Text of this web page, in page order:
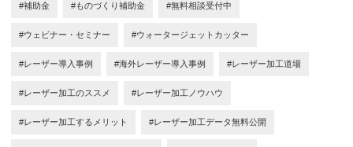
#補助金 #ものづくり補助金 #無料相談受付中
#ウェビナー・セミナー #ウォータージェットカッター
#レーザー導入事例 #海外レーザー導入事例 #レーザー加工道場
#レーザー加工のススメ #レーザー加工ノウハウ
#レーザー加工するメリット #レーザー加工データ無料公開